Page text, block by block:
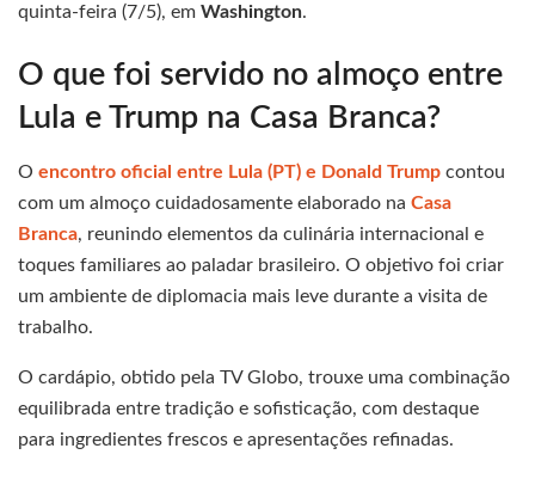
quinta-feira (7/5), em Washington.
O que foi servido no almoço entre
Lula e Trump na Casa Branca?
O encontro oficial entre Lula (PT) e Donald Trump contou
com um almoço cuidadosamente elaborado na Casa
Branca, reunindo elementos da culinária internacional e
toques familiares ao paladar brasileiro. O objetivo foi criar
um ambiente de diplomacia mais leve durante a visita de
trabalho.
O cardápio, obtido pela TV Globo, trouxe uma combinação
equilibrada entre tradição e sofisticação, com destaque
para ingredientes frescos e apresentações refinadas.